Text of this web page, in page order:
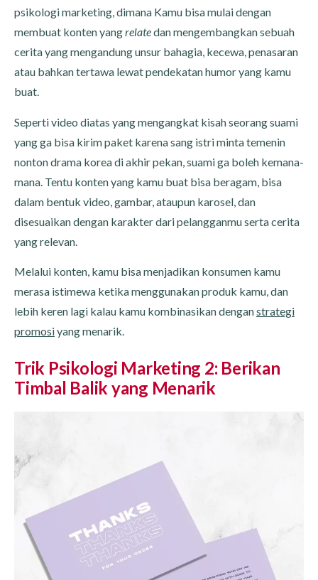
psikologi marketing, dimana Kamu bisa mulai dengan
membuat konten yangrelatedan mengembangkan sebuah
cerita yang mengandung unsur bahagia, kecewa, penasaran
atau bahkan tertawa lewat pendekatan humor yang kamu
buat.
Seperti video diatas yang mengangkat kisah seorang suami
yang ga bisa kirim paket karena sang istri minta temenin
nonton drama korea di akhir pekan, suami ga boleh kemana-
mana. Tentu konten yang kamu buat bisa beragam, bisa
dalam bentuk video, gambar, ataupun karosel, dan
disesuaikan dengan karakter dari pelangganmu serta cerita
yang relevan.
Melalui konten, kamu bisa menjadikan konsumen kamu
merasa istimewa ketika menggunakan produk kamu, dan
lebih keren lagi kalau kamu kombinasikan denganstrategi
promosiyang menarik.
Trik Psikologi Marketing 2: Berikan
Timbal Balik yang Menarik